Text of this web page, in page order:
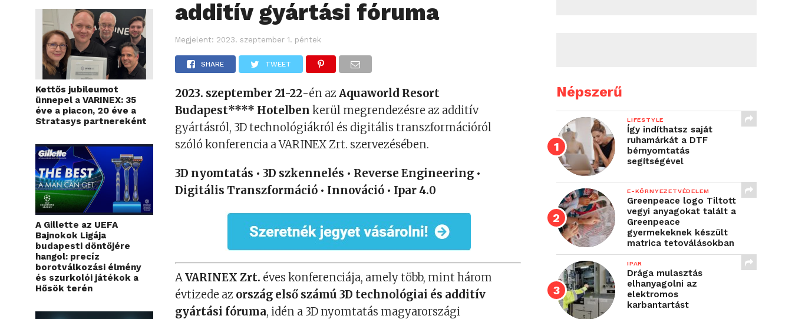
Kettős jubileumot
ünnepel a VARINEX: 35
éve a piacon, 20 éve a
Stratasys partnereként
A Gillette az UEFA
Bajnokok Ligája
budapesti döntőjére
hangol: precíz
borotválkozási élmény
és szurkolói játékok a
Hősök terén
additív gyártási fóruma
Megjelent: 2023. szeptember 1. péntek
SHARE TWEET
2023. szeptember 21-22-én azAquaworld Resort
Budapest**** Hotelbenkerül megrendezésre az additív
gyártásról, 3D technológiákról és digitális transzformációról
szóló konferencia a VARINEX Zrt. szervezésében.
3D nyomtatás • 3D szkennelés • Reverse Engineering •
Digitális Transzformáció • Innováció • Ipar 4.0
AVARINEX Zrt. éves konferenciája, amely több, mint három
évtizede az ország első számú 3D technológiai és additív
gyártási fóruma, idén a 3D nyomtatás magyarországi
Népszerű
LIFESTYLE
Így indíthatsz saját
ruhamárkát a DTF
bérnyomtatás
segítségével
E-KÖRNYEZETVÉDELEM
Greenpeace logo Tiltott
vegyi anyagokat talált a
Greenpeace
gyermekeknek készült
matrica tetoválásokban
IPAR
Drága mulasztás
elhanyagolni az
elektromos
karbantartást